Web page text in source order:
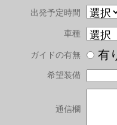
出発予定時間
車種
ガイドの有無
希望装備
通信欄